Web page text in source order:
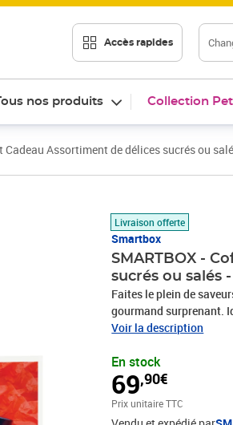
Accès rapides
nos produits Collection
Cadeau Assortiment de délices sucrés ou
Livraison offerte
Smartbox
SMARTBOX -
sucrés ou salés
Faites le plein de
gourmand surprenant.
autour de délices
proches fins gourmets
maison. Sucré et salé,
envies !1 assortiment
Voir la description
En stock
69,90€
Prix 69,90€
Prix unitaire TTC